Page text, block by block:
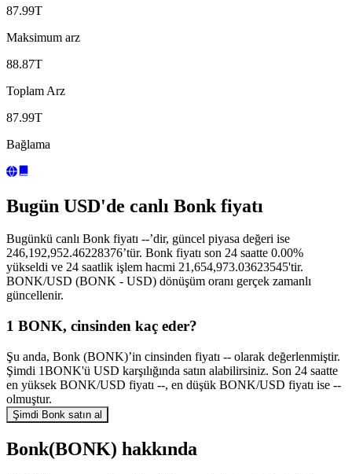
87.99T
Maksimum arz
88.87T
Toplam Arz
87.99T
Bağlama
Bugün USD'de canlı Bonk fiyatı
Bugünkü canlı Bonk fiyatı --’dir, güncel piyasa değeri ise
246,192,952.46228376’tür. Bonk fiyatı son 24 saatte 0.00%
yükseldi ve 24 saatlik işlem hacmi 21,654,973.03623545'tir.
BONK/USD (BONK - USD) dönüşüm oranı gerçek zamanlı
güncellenir.
1 BONK, cinsinden kaç eder?
Şu anda, Bonk (BONK)’in cinsinden fiyatı -- olarak değerlenmiştir.
Şimdi 1BONK'ü USD karşılığında satın alabilirsiniz. Son 24 saatte
en yüksek BONK/USD fiyatı --, en düşük BONK/USD fiyatı ise --
olmuştur.
Şimdi Bonk satın al
Bonk(BONK) hakkında